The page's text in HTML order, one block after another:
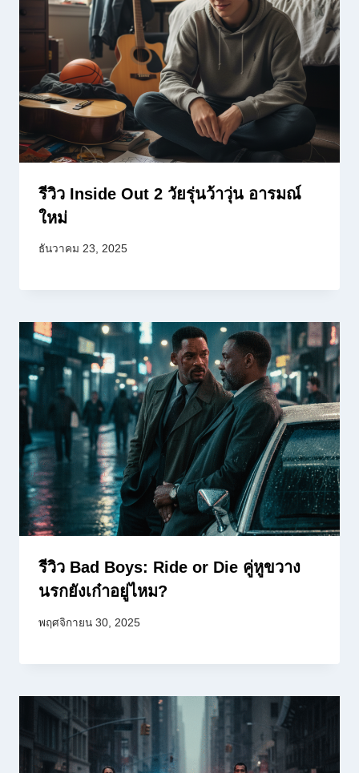
รีวิว Inside Out 2 วัยรุ่นว้าวุ่น อารมณ์
ใหม่
ธันวาคม 23, 2025
รีวิว Bad Boys: Ride or Die คู่หูขวาง
นรกยังเก๋าอยู่ไหม?
พฤศจิกายน 30, 2025